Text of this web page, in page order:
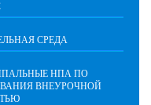
СРЕДА
НПА ПО
ВНЕУРОЧНОЙ